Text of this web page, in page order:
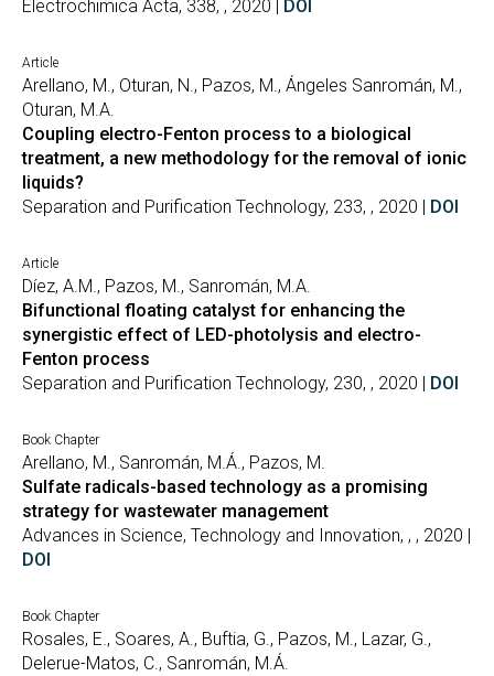
Electrochimica Acta, 338, , 2020 | DOI
Article
Arellano, M., Oturan, N., Pazos, M., Ángeles Sanromán, M.,
Oturan, M.A.
Coupling electro-Fenton process to a biological
treatment, a new methodology for the removal of ionic
liquids?
Separation and Purification Technology, 233, , 2020 | DOI
Article
Díez, A.M., Pazos, M., Sanromán, M.A.
Bifunctional floating catalyst for enhancing the
synergistic effect of LED-photolysis and electro-
Fenton process
Separation and Purification Technology, 230, , 2020 | DOI
Book Chapter
Arellano, M., Sanromán, M.Á., Pazos, M.
Sulfate radicals-based technology as a promising
strategy for wastewater management
Advances in Science, Technology and Innovation, , , 2020 |
DOI
Book Chapter
Rosales, E., Soares, A., Buftia, G., Pazos, M., Lazar, G.,
Delerue-Matos, C., Sanromán, M.Á.